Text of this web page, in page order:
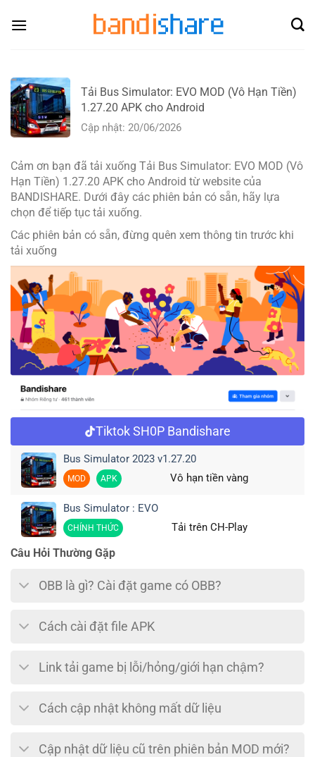
Tải Bus Simulator: EVO MOD (Vô Hạn Tiền)
1.27.20 APK cho Android
Cập nhật: 20/06/2026
Cảm ơn bạn đã tải xuống Tải Bus Simulator: EVO MOD (Vô
Hạn Tiền) 1.27.20 APK cho Android từ website của
BANDISHARE. Dưới đây các phiên bản có sẵn, hãy lựa
chọn để tiếp tục tải xuống.
Các phiên bản có sẵn, đừng quên xem thông tin trước khi
tải xuống
Tiktok SH0P Bandishare
Bus Simulator 2023 v1.27.20
MOD APK Vô hạn tiền vàng
Bus Simulator : EVO
CHÍNH THỨC Tải trên CH-Play
Câu Hỏi Thường Gặp
OBB là gì? Cài đặt game có OBB?
Cách cài đặt file APK
Link tải game bị lỗi/hỏng/giới hạn chậm?
Cách cập nhật không mất dữ liệu
Cập nhật dữ liệu cũ trên phiên bản MOD mới?